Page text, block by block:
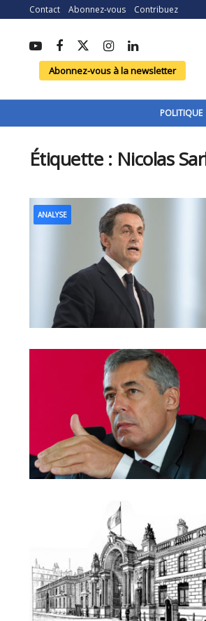
Contact Abonnez-vous Contribuez
Abonnez-vous à la newsletter
POLITIQUE
Étiquette : Nicolas
ANALYSE